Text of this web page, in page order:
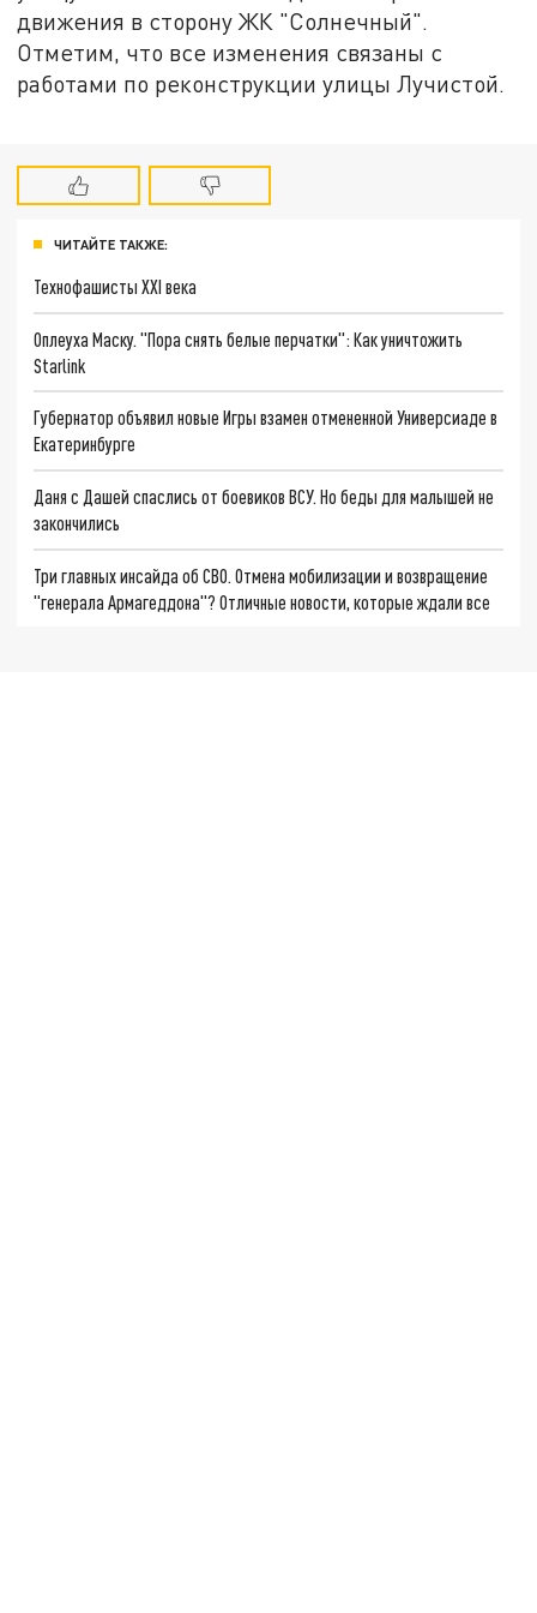
движения в сторону ЖК "Солнечный".
Отметим, что все изменения связаны с
работами по реконструкции улицы Лучистой.
ЧИТАЙТЕ ТАКЖЕ:
Технофашисты XXI века
Оплеуха Маску. "Пора снять белые перчатки": Как уничтожить
Starlink
Губернатор объявил новые Игры взамен отмененной Универсиаде в
Екатеринбурге
Даня с Дашей спаслись от боевиков ВСУ. Но беды для малышей не
закончились
Три главных инсайда об СВО. Отмена мобилизации и возвращение
"генерала Армагеддона"? Отличные новости, которые ждали все